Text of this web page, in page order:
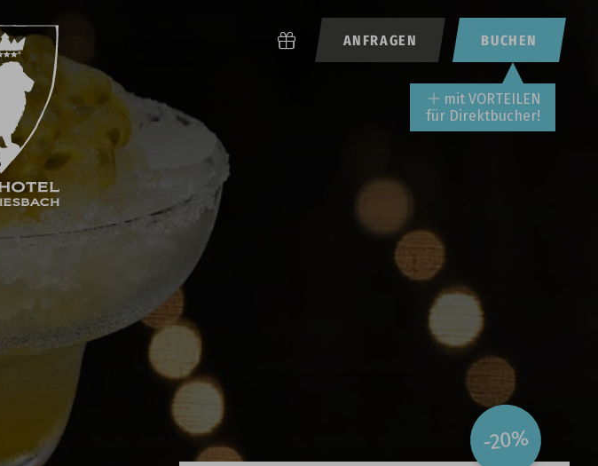
BUCHEN
ANFRAGEN
mit VORTEILEN
für Direktbucher!
-20%